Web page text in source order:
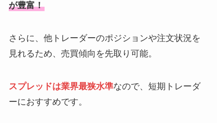
が豊富！
さらに、他トレーダーのポジションや注文状況を
見れるため、売買傾向を先取り可能。
スプレッドは業界最狭水準なので、短期トレーダ
ーにおすすめです。